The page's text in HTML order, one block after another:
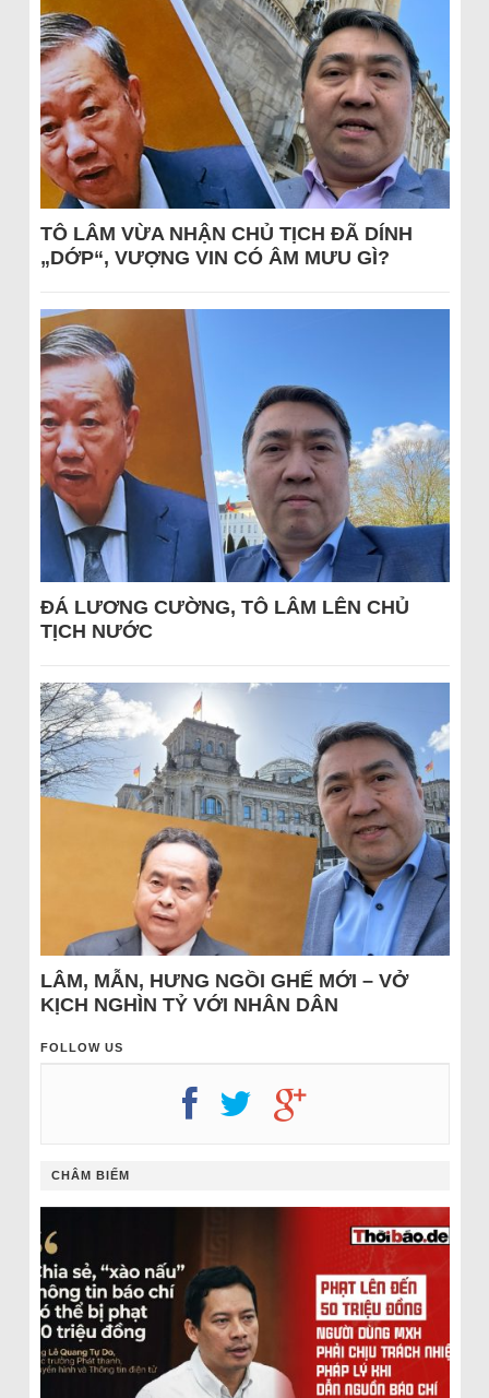
TÔ LÂM VỪA NHẬN CHỦ TỊCH ĐÃ DÍNH
„DỚP“, VƯỢNG VIN CÓ ÂM MƯU GÌ?
ĐÁ LƯƠNG CƯỜNG, TÔ LÂM LÊN CHỦ
TỊCH NƯỚC
LÂM, MẪN, HƯNG NGỒI GHẾ MỚI – VỞ
KỊCH NGHÌN TỶ VỚI NHÂN DÂN
FOLLOW US
CHÂM BIẾM